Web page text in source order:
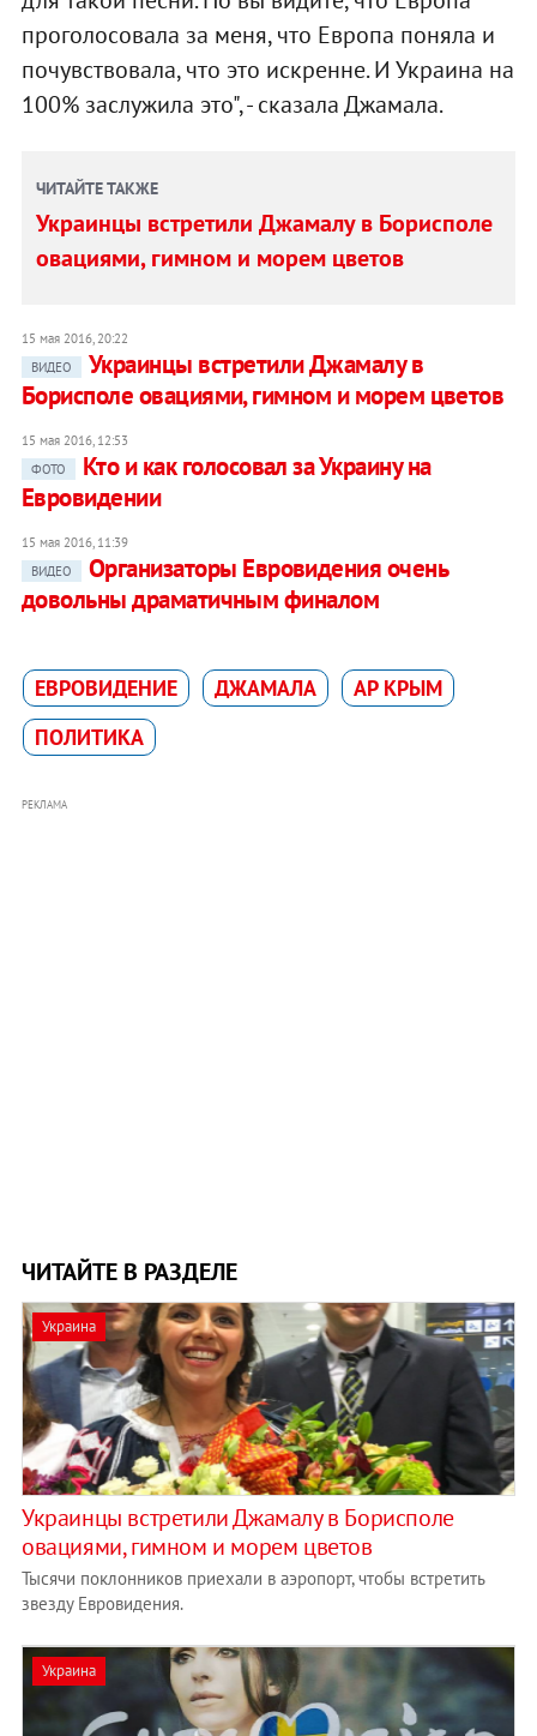
проголосовала за меня, что Европа поняла и
почувствовала, что это искренне. И Украина на
100% заслужила это", - сказала Джамала.
ЧИТАЙТЕ ТАКЖЕ
Украинцы встретили Джамалу в Борисполе
овациями, гимном и морем цветов
15 мая 2016, 20:22
ВИДЕО
Украинцы встретили Джамалу в
Борисполе овациями, гимном и морем цветов
15 мая 2016, 12:53
ФОТО
Кто и как голосовал за Украину на
Евровидении
15 мая 2016, 11:39
ВИДЕО
Организаторы Евровидения очень
довольны драматичным финалом
ЕВРОВИДЕНИЕ ДЖАМАЛА
АР КРЫМ
ПОЛИТИКА
РЕКЛАМА
ЧИТАЙТЕ В РАЗДЕЛЕ
Украина
Украинцы встретили Джамалу в Борисполе
овациями, гимном и морем цветов
Тысячи поклонников приехали в аэропорт, чтобы встретить
звезду Евровидения.
Украина